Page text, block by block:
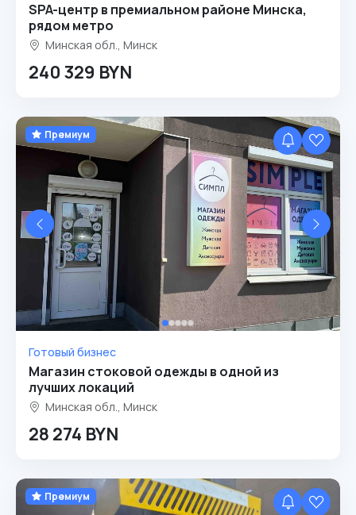
SPA-центр в премиальном районе Минска,
рядом метро
Минская обл., Минск
240 329 BYN
Премиум
Готовый бизнес
Магазин стоковой одежды в одной из
лучших локаций
Минская обл., Минск
28 274 BYN
Премиум